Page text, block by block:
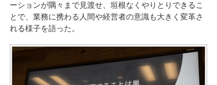
ーションが隅々まで見渡せ、垣根なくやりとりできるこ
とで、業務に携わる人間や経営者の意識も大きく変革さ
れる様子を語った。